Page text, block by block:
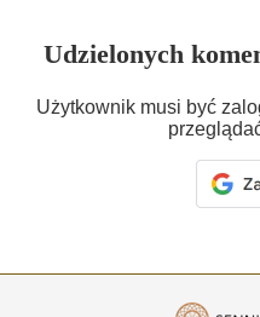
Udzielonych
Użytkownik musi być